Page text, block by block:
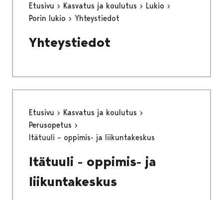
Etusivu Kasvatus ja koulutus
Lukio
Porin lukio
Yhteystiedot
Yhteystiedot
Etusivu
Kasvatus ja koulutus
Perusopetus
Itätuuli – oppimis- ja liikuntakeskus
Itätuuli - oppimis- ja
liikuntakeskus